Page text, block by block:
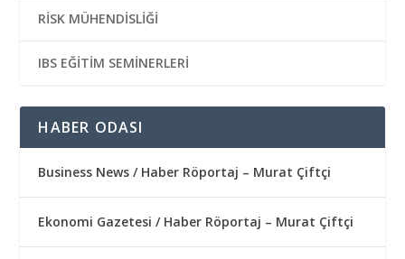
RİSK MÜHENDİSLİĞİ
IBS EĞİTİM SEMİNERLERİ
HABER ODASI
Business News / Haber Röportaj – Murat Çiftçi
Ekonomi Gazetesi / Haber Röportaj – Murat Çiftçi